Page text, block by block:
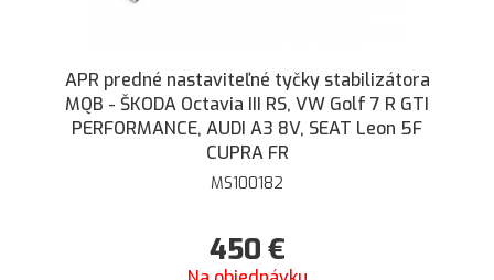
APR predné nastaviteľné tyčky stabilizátora
MQB - ŠKODA Octavia III RS, VW Golf 7 R GTI
PERFORMANCE, AUDI A3 8V, SEAT Leon 5F
CUPRA FR
MS100182
450 €